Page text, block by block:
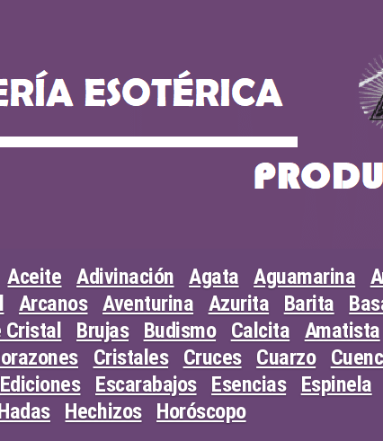
Aceite Adivinación Agata Aguamarina
Arcanos Aventurina Azurita Barita
Cristal
Brujas Budismo Calcita Amatista
Cristales Cruces Cuarzo
Ediciones Escarabajos Esencias Espinela
Hechizos Horóscopo